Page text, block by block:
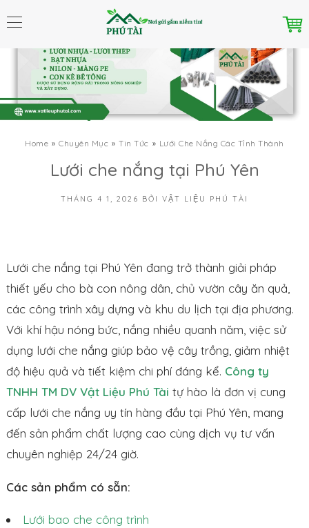
Home Chuyên Mục Tin Tức Lưới Che Nắng Các Tỉnh Thành
Lưới che nắng tại Phú Yên
THÁNG 4 1, 2026 BỞI VẬT LIỆU PHÚ TÀI
Lưới che nắng tại Phú Yên đang trở thành giải pháp
thiết yếu cho bà con nông dân, chủ vườn cây ăn quả,
các công trình xây dựng và khu du lịch tại địa phương.
Với khí hậu nóng bức, nắng nhiều quanh năm, việc sử
dụng lưới che nắng giúp bảo vệ cây trồng, giảm nhiệt
độ hiệu quả và tiết kiệm chi phí đáng kể. Công ty
TNHH TM DV Vật Liệu Phú Tài tự hào là đơn vị cung
cấp lưới che nắng uy tín hàng đầu tại Phú Yên, mang
đến sản phẩm chất lượng cao cùng dịch vụ tư vấn
chuyên nghiệp 24/24 giờ.
Các sản phẩm có sẵn:
Lưới bao che công trình